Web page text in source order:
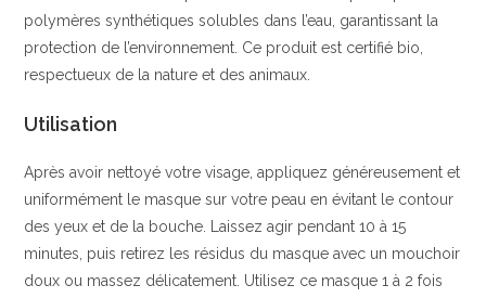
polymères synthétiques solubles dans l’eau, garantissant la
protection de l’environnement. Ce produit est certifié bio,
respectueux de la nature et des animaux.
Utilisation
Après avoir nettoyé votre visage, appliquez généreusement et
uniformément le masque sur votre peau en évitant le contour
des yeux et de la bouche. Laissez agir pendant 10 à 15
minutes, puis retirez les résidus du masque avec un mouchoir
doux ou massez délicatement. Utilisez ce masque 1 à 2 fois